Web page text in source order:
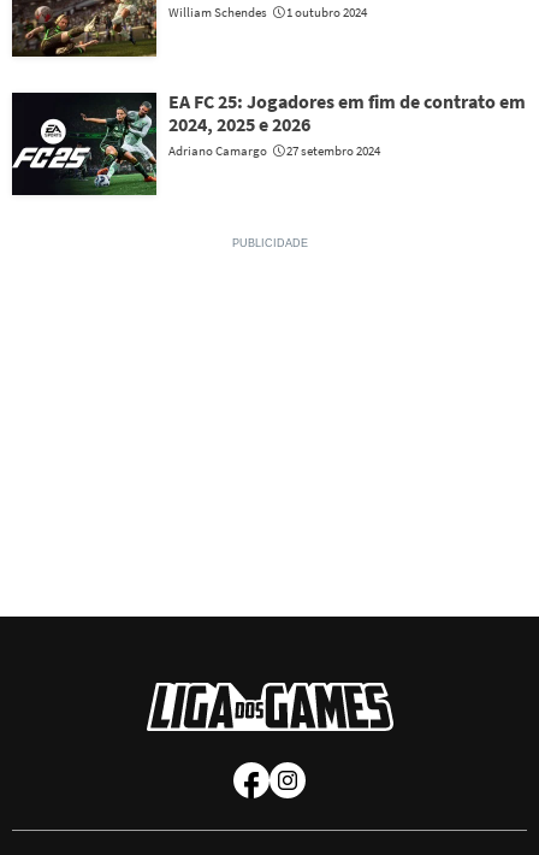
William Schendes 1 outubro 2024
EA FC 25: Jogadores em fim de contrato em
2024, 2025 e 2026
Adriano Camargo 27 setembro 2024